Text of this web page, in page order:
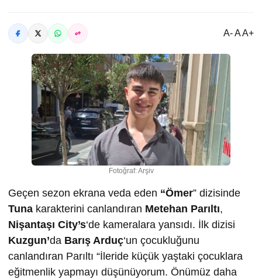
A- A A+
Fotoğraf: Arşiv
Geçen sezon ekrana veda eden “Ömer” dizisinde
Tuna karakterini canlandıran Metehan Parıltı,
Nişantaşı City’s‘de kameralara yansıdı. İlk dizisi
Kuzgun’da Barış Arduç‘un çocukluğunu
canlandıran Parıltı “İleride küçük yaştaki çocuklara
eğitmenlik yapmayı düşünüyorum. Önümüz daha